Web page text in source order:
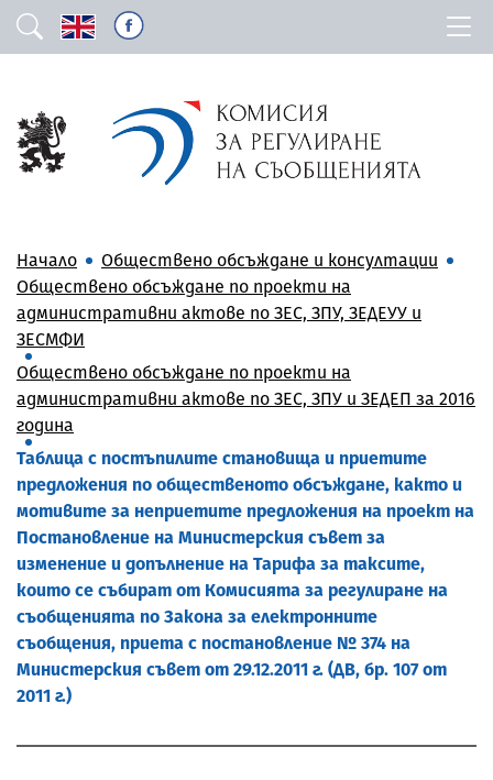
Начало
Обществено обсъждане и консултации
Обществено обсъждане по проекти на
административни актове по ЗЕС, ЗПУ, ЗЕДЕУУ и
ЗЕСМФИ
Обществено обсъждане по проекти на
административни актове по ЗЕС, ЗПУ и ЗЕДЕП за 2016
година
Таблица с постъпилите становища и приетите
предложения по общественото обсъждане, както и
мотивите за неприетите предложения на проект на
Постановление на Министерския съвет за
изменение и допълнение на Тарифа за таксите,
които се събират от Комисията за регулиране на
съобщенията по Закона за електронните
съобщения, приета с постановление № 374 на
Министерския съвет от 29.12.2011 г. (ДВ, бр. 107 от
2011 г.)